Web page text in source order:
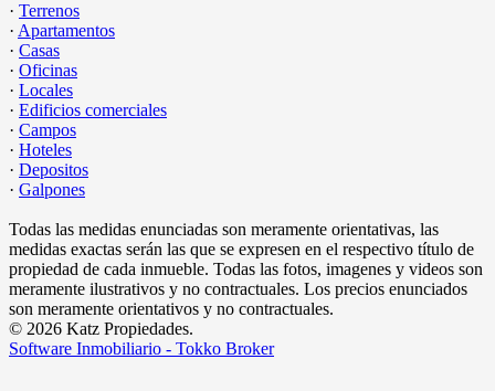
· Terrenos
· Apartamentos
· Casas
· Oficinas
· Locales
· Edificios comerciales
· Campos
· Hoteles
· Depositos
· Galpones
Todas las medidas enunciadas son meramente orientativas, las
medidas exactas serán las que se expresen en el respectivo título de
propiedad de cada inmueble. Todas las fotos, imagenes y videos son
meramente ilustrativos y no contractuales. Los precios enunciados
son meramente orientativos y no contractuales.
© 2026 Katz Propiedades.
Software Inmobiliario - Tokko Broker